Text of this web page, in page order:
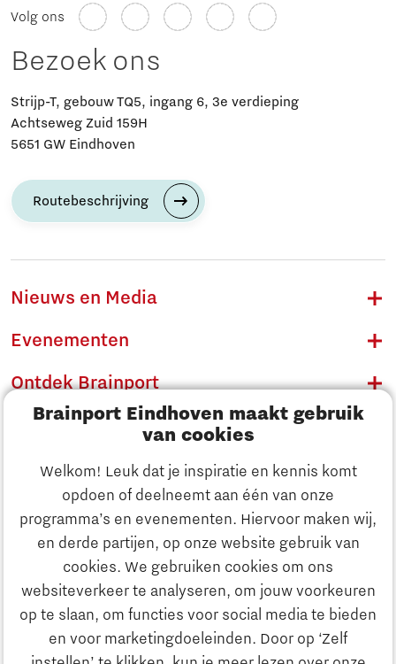
Brainport Eindhoven maakt gebruik
van cookies
Welkom! Leuk dat je inspiratie en kennis komt
opdoen of deelneemt aan één van onze
programma’s en evenementen. Hiervoor maken wij,
en derde partijen, op onze website gebruik van
cookies. We gebruiken cookies om ons
websiteverkeer te analyseren, om jouw voorkeuren
op te slaan, om functies voor social media te bieden
en voor marketingdoeleinden. Door op ‘Zelf
Ontdek Brainport
Innovatie
Ondernemen
Volg ons
Bezoek ons
Strijp-T, gebouw TQ5, ingang 6, 3e verdieping
Achtseweg Zuid 159H
5651 GW Eindhoven
Routebeschrijving
Nieuws en Media
Evenementen
Ontdek Brainport
Innovatie
Ondernemen
Onderwijs
Maatschappelijk
Strategie & Organisatie
Zoeken